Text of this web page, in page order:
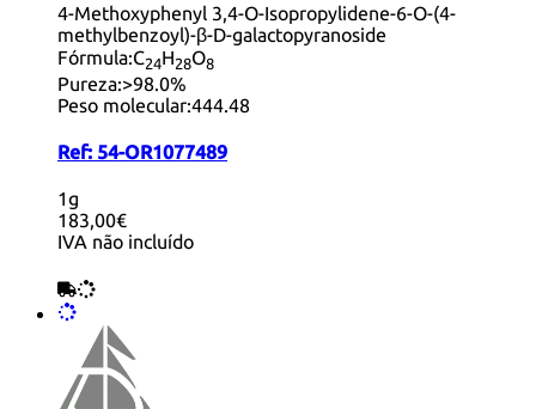
4-Methoxyphenyl 3,4-O-Isopropylidene-6-O-(4-
methylbenzoyl)-β-D-galactopyranoside
Fórmula:C24H28O8
Pureza:>98.0%
Peso molecular:444.48
Ref: 54-OR1077489
1g
183,00€
IVA não incluído